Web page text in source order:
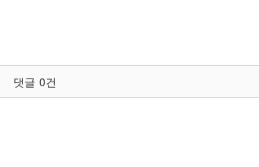
댓글 0건